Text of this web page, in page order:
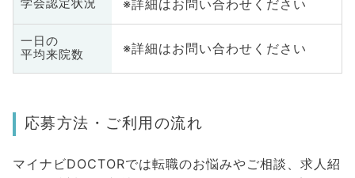
学会認定状況 ※詳細はお問い合わせください
一日の
平均来院数
※詳細はお問い合わせください
応募方法・ご利用の流れ
マイナビDOCTORでは転職のお悩みやご相談、求人紹